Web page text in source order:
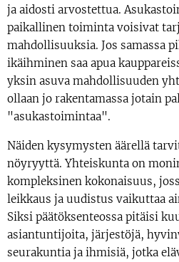
ja aidosti arvostettua.
paikallinen toiminta voisivat
mahdollisuuksia. Jos samassa
ikäihminen saa apua
yksin asuva mahdollisuuden
ollaan jo rakentamassa jotain
"asukastoimintaa".
Näiden kysymysten äärellä
nöyryyttä. Yhteiskunta on
kompleksinen kokonaisuus,
leikkaus ja uudistus vaikuttaa
Siksi päätöksenteossa pitäisi
asiantuntijoita, järjestöjä,
seurakuntia ja ihmisiä, jotka